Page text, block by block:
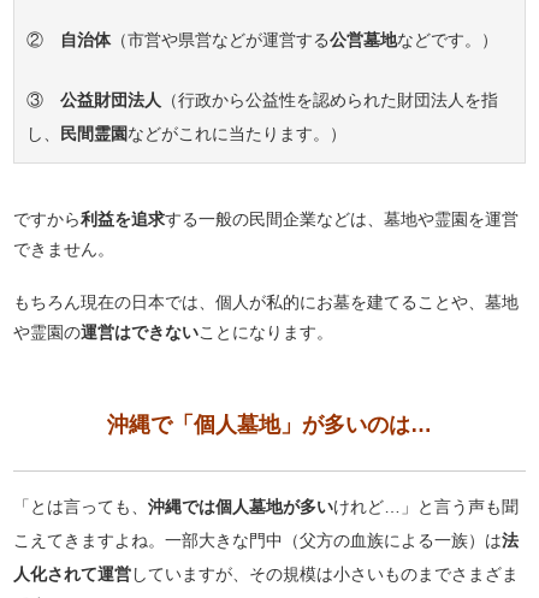
② 自治体（市営や県営などが運営する公営墓地などです。）
③公益財団法人 （行政から公益性を認められた財団法人を指
し、
民間霊園などがこれに当たります。）
ですから利益を追求する一般の民間企業などは、墓地や霊園を運営
できません。
もちろん現在の日本では、個人が私的にお墓を建てることや、墓地
や霊園の運営はできないことになります。
沖縄で「個人墓地」が多いのは…
「とは言っても、沖縄では個人墓地が多いけれど…」と言う声も聞
こえてきますよね。一部大きな門中（父方の血族による一族）は法
人化されて運営していますが、その規模は小さいものまでさまざま